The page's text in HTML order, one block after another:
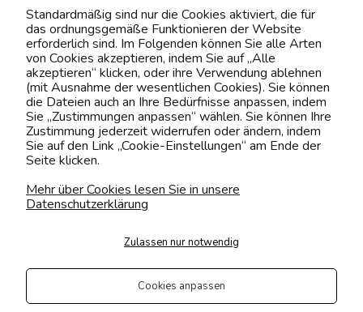
Kontaktiere uns!
0151 12200811
shop@yourhouse24.eu
Mo. - Fr. 07:00-15:00
Transportarten
Der Versand erfolgt per
private Spedition
Geprüfte Präsenz
Standardmäßig sind nur die Cookies aktiviert, die für
das ordnungsgemäße Funktionieren der Website
erforderlich sind. Im Folgenden können Sie alle Arten
von Cookies akzeptieren, indem Sie auf „Alle
akzeptieren“ klicken, oder ihre Verwendung ablehnen
(mit Ausnahme der wesentlichen Cookies). Sie können
die Dateien auch an Ihre Bedürfnisse anpassen, indem
Sie „Zustimmungen anpassen“ wählen. Sie können Ihre
Zustimmung jederzeit widerrufen oder ändern, indem
Sie auf den Link „Cookie-Einstellungen“ am Ende der
Seite klicken.
Mehr über Cookies lesen Sie in unsere
Datenschutzerklärung
Zulassen nur notwendig
Cookies anpassen